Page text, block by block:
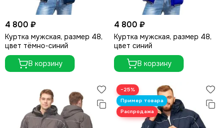
4 800 ₽
Куртка мужская, размер 48,
цвет тёмно-синий
В корзину
4 800 ₽
Куртка мужская, размер 48,
цвет синий
В корзину
−25%